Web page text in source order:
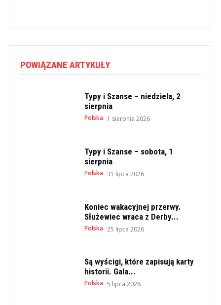
POWIĄZANE ARTYKUŁY
Typy i Szanse – niedziela, 2
sierpnia
Polska 1 sierpnia 2026
Typy i Szanse – sobota, 1
sierpnia
Polska 31 lipca 2026
Koniec wakacyjnej przerwy.
Służewiec wraca z Derby...
Polska 25 lipca 2026
Są wyścigi, które zapisują karty
historii. Gala...
Polska 5 lipca 2026